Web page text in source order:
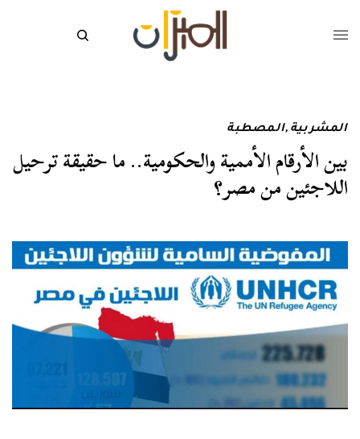
المشربية ,المصطبة
بين الأرقام الأممية والحكومية.. ما حقيقة ترحيل
اللاجئين من مصر؟